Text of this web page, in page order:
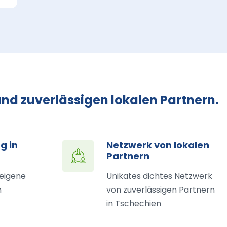
zuverlässigen lokalen Partnern.
in
Netzwerk von lokalen
Partnern
Unikates dichtes Netzwerk
von zuverlässigen Partnern
in Tschechien